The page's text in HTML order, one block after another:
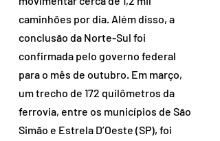
caminhões por dia. Além disso, a
conclusão da Norte-Sul foi
confirmada pelo governo federal
para o mês de outubro. Em março,
um trecho de 172 quilômetros da
ferrovia, entre os municípios de São
Simão e Estrela D’Oeste (SP), foi